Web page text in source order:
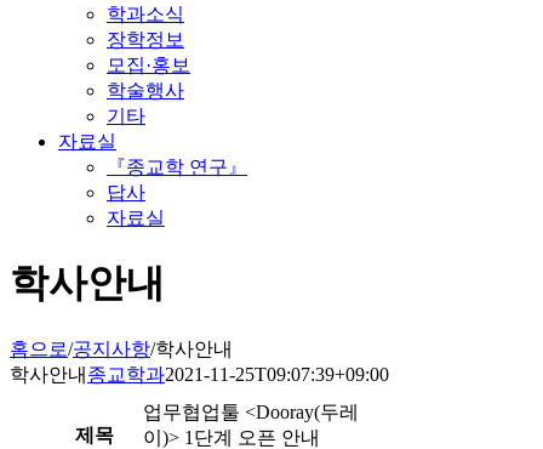
학과소식
장학정보
모집·홍보
학술행사
기타
자료실
『종교학 연구』
답사
자료실
학사안내
홈으로/공지사항/학사안내
학사안내 종교학과2021-11-25T09:07:39+09:00
제목
업무협업툴 <Dooray(두레
이)> 1단계 오픈 안내